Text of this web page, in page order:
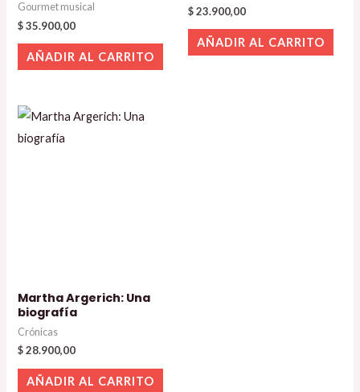
Gourmet musical
$35.900,00
AÑADIR AL CARRITO
$23.900,00
AÑADIR AL CARRITO
Martha Argerich: Una
biografía
Crónicas
$28.900,00
AÑADIR AL CARRITO